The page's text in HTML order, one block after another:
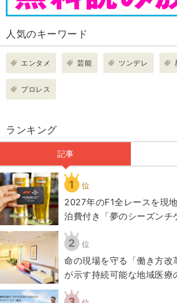
人気のキーワード
エンタメ 芸能 ツンデレ
プロレス
ランキング
記事
1 位
2027年のF1全レースを現
泊費付き「夢のシーズンチ
2 位
命の現場を守る「働き方改
が示す持続可能な地域医療